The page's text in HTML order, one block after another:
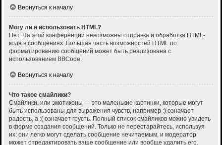
Вернуться к началу
Могу ли я использовать HTML?
Нет. На этой конференции невозможны отправка и обработка HTML-
кода в сообщениях. Большая часть возможностей HTML по
форматированию сообщений может быть реализована с
использованием BBCode.
Вернуться к началу
Что такое смайлики?
Смайлики, или эмотиконы — это маленькие картинки, которые могут
быть использованы для выражения чувств, например :) означает
радость, а :( означает грусть. Полный список смайликов можно увидеть
в форме создания сообщений. Только не перестарайтесь, используя
их: они легко могут сделать сообщение нечитаемым, и модератор
может отредактировать ваше сообщение или вообще удалить его.